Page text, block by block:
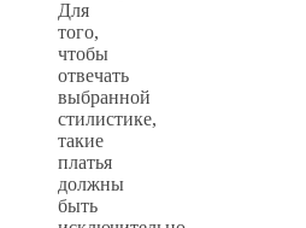
Для
того,
чтобы
отвечать
выбранной
стилистике,
такие
платья
должны
быть